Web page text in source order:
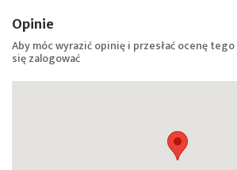
Opinie
Aby móc wyrazić opinię i przesłać ocenę
sięzalogować